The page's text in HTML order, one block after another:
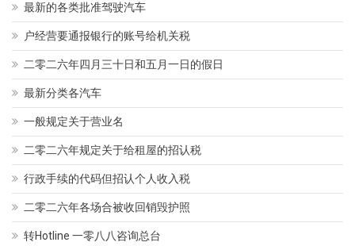
最新的各类批准驾驶汽车
户经营要通报银行的账号给机关税
二零二六年四月三十日和五月一日的假日
最新分类各汽车
一般规定关于营业名
二零二六年规定关于给租屋的招认税
行政手续的代码但招认个人收入税
二零二六年各场合被收回销毁护照
转Hotline 一零八八咨询总台